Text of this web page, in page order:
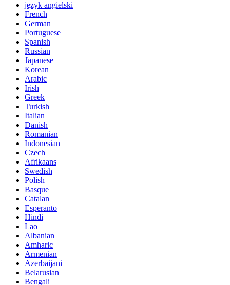
język angielski
French
German
Portuguese
Spanish
Russian
Japanese
Korean
Arabic
Irish
Greek
Turkish
Italian
Danish
Romanian
Indonesian
Czech
Afrikaans
Swedish
Polish
Basque
Catalan
Esperanto
Hindi
Lao
Albanian
Amharic
Armenian
Azerbaijani
Belarusian
Bengali